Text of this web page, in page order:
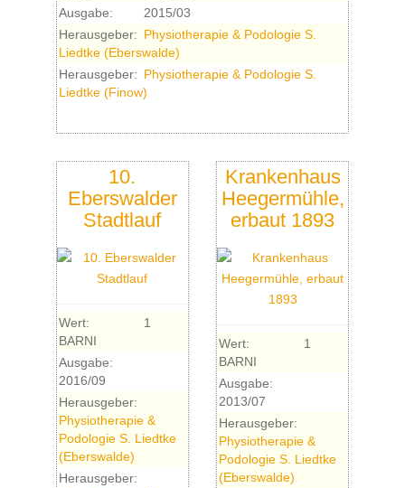
Ausgabe:
2015/03
Herausgeber: Physiotherapie & Podologie S.
Liedtke (Eberswalde)
Herausgeber: Physiotherapie & Podologie S.
Liedtke (Finow)
10.
Eberswalder
Stadtlauf
Wert:
1
BARNI
Ausgabe:
2016/09
Herausgeber:
Physiotherapie &
Podologie S. Liedtke
(Eberswalde)
Herausgeber:
Krankenhaus
Heegermühle,
erbaut 1893
Wert:
1
BARNI
Ausgabe:
2013/07
Herausgeber:
Physiotherapie &
Podologie S. Liedtke
(Eberswalde)